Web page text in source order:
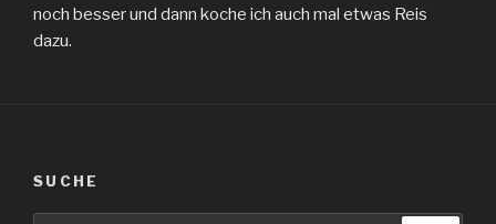
noch besser und dann koche ich auch mal etwas Reis
dazu.
SUCHE